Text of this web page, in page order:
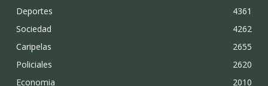
Deportes
4361
Sociedad
4262
Caripelas
2655
Policiales
2620
Economia
2010